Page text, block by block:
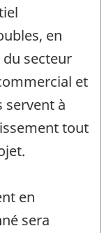
en
secteur
et
servent à
tout
en
sera